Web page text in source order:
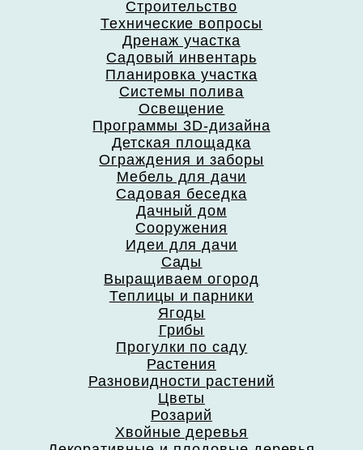
Строительство
Технические вопросы
Дренаж участка
Садовый инвентарь
Планировка участка
Системы полива
Освещение
Программы 3D-дизайна
Детская площадка
Ограждения и заборы
Мебель для дачи
Садовая беседка
Дачный дом
Сооружения
Идеи для дачи
Сады
Выращиваем огород
Теплицы и парники
Ягоды
Грибы
Прогулки по саду
Растения
Разновидности растений
Цветы
Розарий
Хвойные деревья